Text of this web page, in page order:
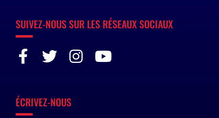
SUIVEZ-NOUS SUR LES RÉSEAUX SOCIAUX
ÉCRIVEZ-NOUS